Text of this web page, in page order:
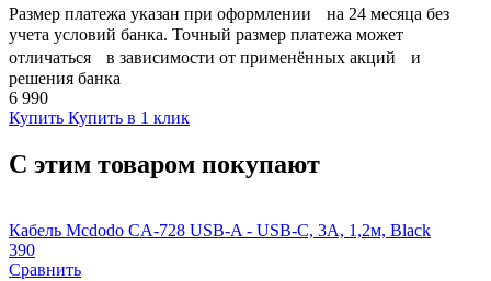
Размер платежа указан при оформлении на 24 месяца без
учета условий банка. Точный размер платежа может
отличаться в зависимости от применённых акций и
решения банка
6 990
Купить Купить в 1 клик
С этим товаром покупают
Кабель Mcdodo CA-728 USB-A - USB-C, 3A, 1,2м, Black
390
Сравнить